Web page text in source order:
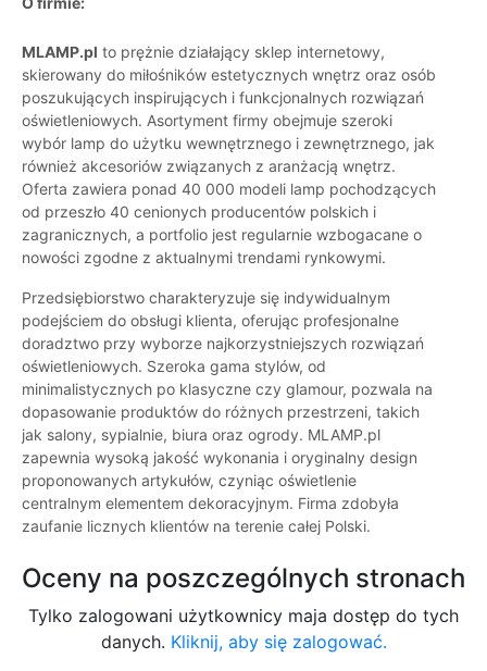
MLAMP.pl to prężnie działający sklep internetowy,
skierowany do miłośników estetycznych wnętrz oraz osób
poszukujących inspirujących i funkcjonalnych rozwiązań
oświetleniowych. Asortyment firmy obejmuje szeroki
wybór lamp do użytku wewnętrznego i zewnętrznego, jak
również akcesoriów związanych z aranżacją wnętrz.
Oferta zawiera ponad 40 000 modeli lamp pochodzących
od przeszło 40 cenionych producentów polskich i
zagranicznych, a portfolio jest regularnie wzbogacane o
nowości zgodne z aktualnymi trendami rynkowymi.
Przedsiębiorstwo charakteryzuje się indywidualnym
podejściem do obsługi klienta, oferując profesjonalne
doradztwo przy wyborze najkorzystniejszych rozwiązań
oświetleniowych. Szeroka gama stylów, od
minimalistycznych po klasyczne czy glamour, pozwala na
dopasowanie produktów do różnych przestrzeni, takich
jak salony, sypialnie, biura oraz ogrody. MLAMP.pl
zapewnia wysoką jakość wykonania i oryginalny design
proponowanych artykułów, czyniąc oświetlenie
centralnym elementem dekoracyjnym. Firma zdobyła
zaufanie licznych klientów na terenie całej Polski.
Oceny na poszczególnych stronach
Tylko zalogowani użytkownicy maja dostęp do tych
danych. Kliknij, aby się zalogować.